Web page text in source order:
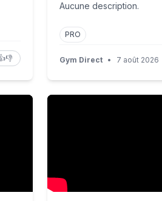
👎
Aucune description.
PRO
Gym Direct • 7 août 2026
DU ROYAUME DES NEIGES !
Hommage à la plus